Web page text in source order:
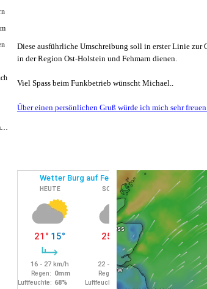
Diese ausführliche Umschreibung soll in erster Linie zur
in der Region Ost-Holstein und Fehmarn dienen.
Viel Spass beim Funkbetrieb wünscht Michael..
Über einen persönlichen Gruß würde ich mich sehr